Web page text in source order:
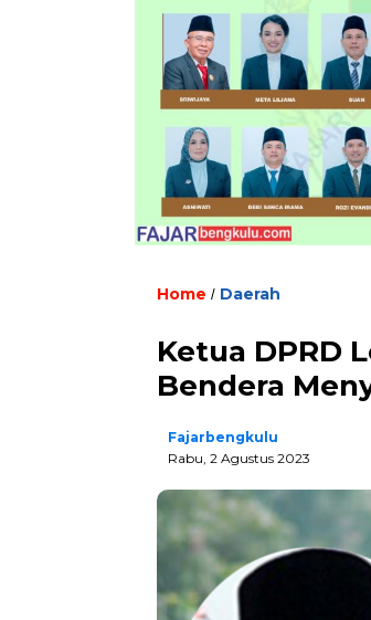
Home / Daerah
Ketua DPRD
Bendera
Fajarbengkulu
Rabu, 2 Agustus 2023